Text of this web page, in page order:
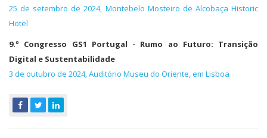
25 de setembro de 2024, Montebelo Mosteiro de Alcobaça Historic
Hotel
9.º Congresso GS1 Portugal - Rumo ao Futuro: Transição
Digital e Sustentabilidade
3 de outubro de 2024, Auditório Museu do Oriente, em Lisboa